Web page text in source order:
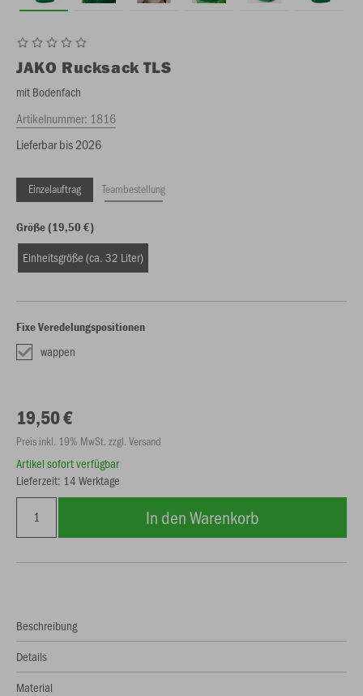
JAKO Rucksack TLS
mit Bodenfach
Artikelnummer: 1816
Lieferbar bis 2026
Einzelauftrag Teambestellung
Größe (19,50 €)
Einheitsgröße (ca. 32 Liter)
Fixe Veredelungspositionen
wappen
19,50 €
Preis inkl. 19% MwSt. zzgl. Versand
Artikel sofort verfügbar
Lieferzeit: 14 Werktage
In den Warenkorb
Beschreibung
Details
Material